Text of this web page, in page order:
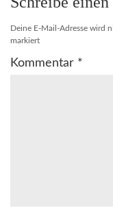
Deine E-Mail-Adresse wird
markiert
Kommentar *